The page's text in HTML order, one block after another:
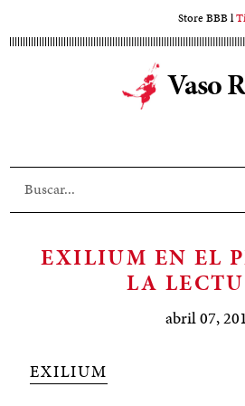
al
Store BBBl
Vaso
EXILIUM EN EL
LA
abril 07,
EXILIUM